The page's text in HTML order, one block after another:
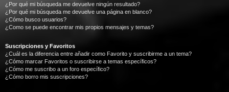
¿Por qué mi búsqueda me devuelve ningún resultado?
¿Por qué mi búsqueda me devuelve una página en blanco?
¿Cómo busco usuarios?
¿Como se puede encontrar mis propios mensajes y temas?
Suscripciones y Favoritos
¿Cuál es la diferencia entre añadir como Favorito y suscribirme a un tema?
¿Cómo marcar Favoritos o suscribirse a temas específicos?
¿Cómo me suscribo a un foro específico?
¿Cómo borro mis suscripciones?